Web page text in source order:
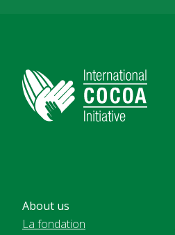
About us
La fondation